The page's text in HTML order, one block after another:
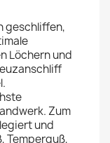
geschliffen,
Löchern und
Zum
und
Temperguß,